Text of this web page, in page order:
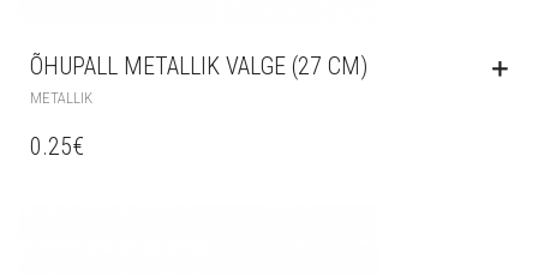
ÕHUPALL METALLIK VALGE (27 CM)
METALLIK
0.25€